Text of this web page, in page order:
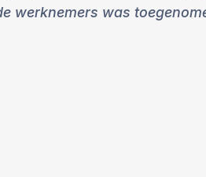
werknemers was